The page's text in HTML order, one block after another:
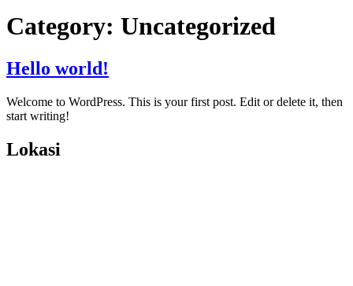
Category: Uncategorized
Hello world!
Welcome to WordPress. This is your first post. Edit or delete it, then
start writing!
Lokasi